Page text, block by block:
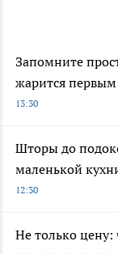
Запомните
жарится
13:30
Шторы до
маленькой
12:30
Не только цену: